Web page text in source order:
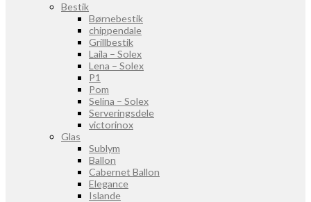
Bestik
Børnebestik
chippendale
Grillbestik
Laila – Solex
Lena – Solex
P1
Pom
Selina – Solex
Serveringsdele
victorinox
Glas
Sublym
Ballon
Cabernet Ballon
Elegance
Islande